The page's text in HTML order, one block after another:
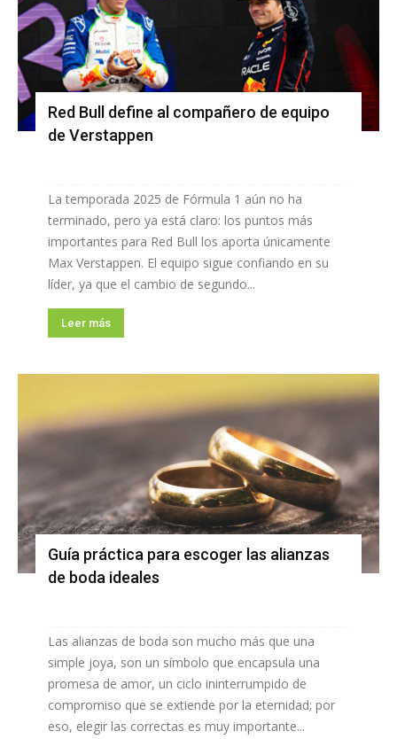
Red Bull define al compañero de equipo
de Verstappen
La temporada 2025 de Fórmula 1 aún no ha
terminado, pero ya está claro: los puntos más
importantes para Red Bull los aporta únicamente
Max Verstappen. El equipo sigue confiando en su
líder, ya que el cambio de segundo...
Leer más
Guía práctica para escoger las alianzas
de boda ideales
Las alianzas de boda son mucho más que una
simple joya, son un símbolo que encapsula una
promesa de amor, un ciclo ininterrumpido de
compromiso que se extiende por la eternidad; por
eso, elegir las correctas es muy importante...